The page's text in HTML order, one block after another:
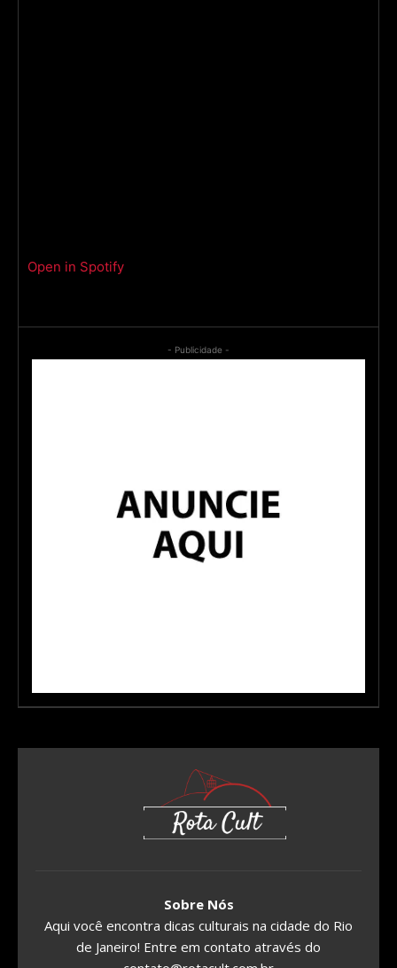
Open in Spotify
- Publicidade -
Sobre Nós
Aqui você encontra dicas culturais na cidade do Rio
de Janeiro! Entre em contato através do